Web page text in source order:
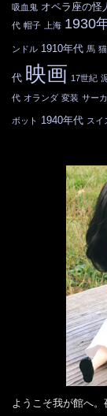
吸血鬼 オペラ座の怪
代 帽子 上海 1930
ンドル 1910年代 馬 猫
代 映画 17世紀
代 オランダ 変装 サー
ボット 1940年代 スイ
ようこそ我が館へ。